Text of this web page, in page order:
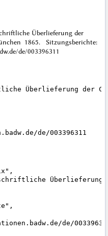
Überlieferung der
1865. Sitzungsberichte:
de/003396311
Überlieferung der
de/003396311
Überlieferung
de/